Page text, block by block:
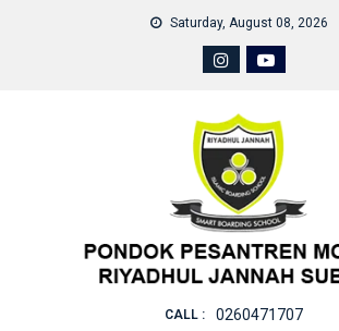
Saturday, August 08, 2026
CALL : 0260471707